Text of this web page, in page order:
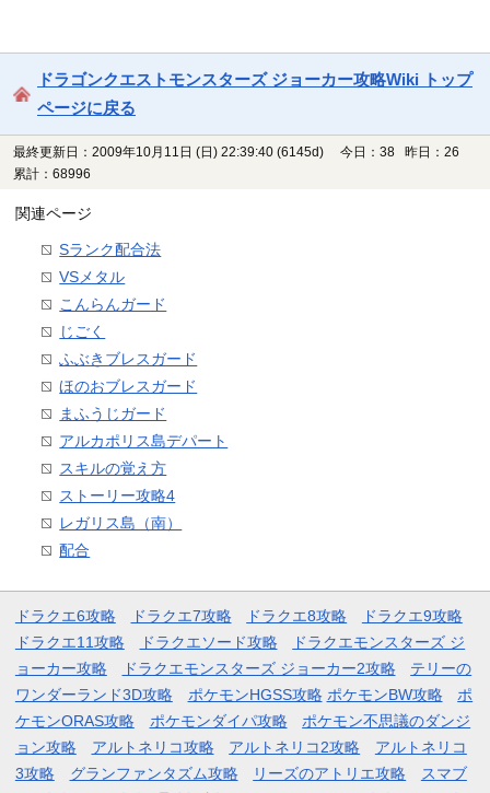
ドラゴンクエストモンスターズ ジョーカー攻略Wiki トップ
ページに戻る
最終更新日：2009年10月11日 (日) 22:39:40 (6145d)
今日：38 昨日：26
累計：68996
関連ページ
Sランク配合法
VSメタル
こんらんガード
じごく
ふぶきブレスガード
ほのおブレスガード
まふうじガード
アルカポリス島デパート
スキルの覚え方
ストーリー攻略4
レガリス島（南）
配合
ドラクエ6攻略 ドラクエ7攻略 ドラクエ8攻略
ドラクエ9攻略
ドラクエ11攻略
ドラクエソード攻略
ドラクエモンスターズ ジ
ョーカー攻略
ドラクエモンスターズ ジョーカー2攻略
テリーの
ワンダーランド3D攻略
ポケモンHGSS攻略 ポケモンBW攻略
ポ
ケモンORAS攻略
ポケモンダイパ攻略
ポケモン不思議のダンジ
ョン攻略
アルトネリコ攻略 アルトネリコ2攻略
アルトネリコ
3攻略
グランファンタズム攻略 リーズのアトリエ攻略
スマブ